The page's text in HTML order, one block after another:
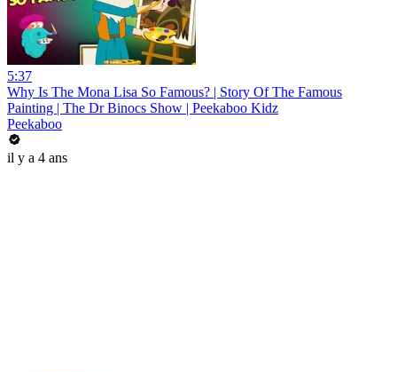
5:37
Why Is The Mona Lisa So Famous? | Story Of The Famous
Painting | The Dr Binocs Show | Peekaboo Kidz
Peekaboo
il y a 4 ans